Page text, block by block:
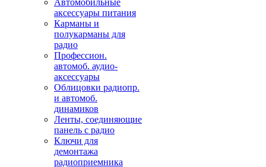
Автомобильные
аксессуары питания
Карманы и
полукарманы для
радио
Профессион.
автомоб. аудио-
аксессуары
Облицовки радиопр.
и автомоб.
динамиков
Ленты, соединяющие
панель с радио
Ключи для
демонтажа
радиоприемника